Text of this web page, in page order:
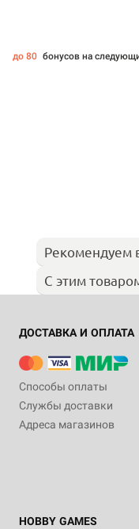
до 80 бонусов на
Рекомендуем
С этим
ДОСТАВКА И ОПЛАТА
Способы оплаты
Службы доставки
Адреса магазинов
HOBBY GAMES